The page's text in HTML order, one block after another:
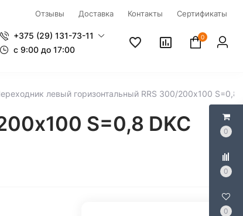
0
0
0
Отзывы Доставка Контакты Сертификаты
+375 (29) 131-73-11
c 9:00 до 17:00
0
левый горизонтальный RRS 300/200х100 S=0,8
S=0,8 DKC